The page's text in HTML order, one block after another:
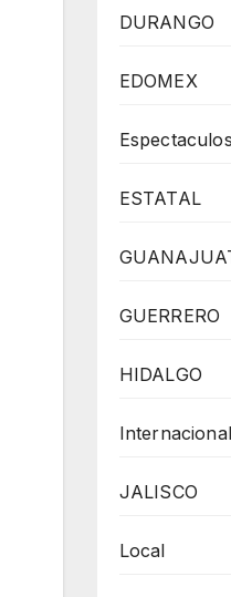
DURANGO
EDOMEX
Espectaculos
ESTATAL
GUERRERO
HIDALGO
Internacional
JALISCO
Local